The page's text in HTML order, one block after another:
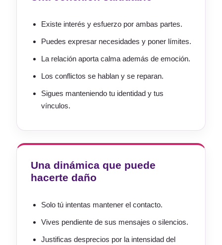
Existe interés y esfuerzo por ambas partes.
Puedes expresar necesidades y poner límites.
La relación aporta calma además de emoción.
Los conflictos se hablan y se reparan.
Sigues manteniendo tu identidad y tus
vínculos.
Una dinámica que puede
hacerte daño
Solo tú intentas mantener el contacto.
Vives pendiente de sus mensajes o silencios.
Justificas desprecios por la intensidad del